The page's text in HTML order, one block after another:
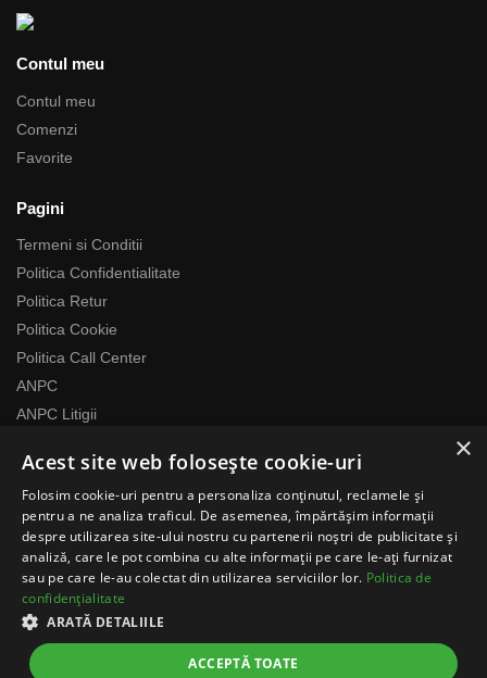
Contul meu
Contul meu
Comenzi
Favorite
Pagini
Termeni si Conditii
Politica Confidentialitate
Politica Retur
Politica Cookie
Politica Call Center
ANPC
ANPC Litigii
Despre noi
Echipa RomaniaMag este la dispozitia ta
Program relatii cu clientii
Luni-Vineri 07:00 – 17:00
Telefon: 0371783100
contact@romaniamag.ro
×
Acest site web folosește cookie-uri
Folosim cookie-uri pentru a personaliza conținutul, reclamele și
pentru a ne analiza traficul. De asemenea, împărtășim informații
despre utilizarea site-ului nostru cu partenerii noștri de publicitate și
analiză, care le pot combina cu alte informații pe care le-ați furnizat
sau pe care le-au colectat din utilizarea serviciilor lor. Politica de
confidențialitate
ARATĂ DETALIILE
ACCEPTĂ TOATE